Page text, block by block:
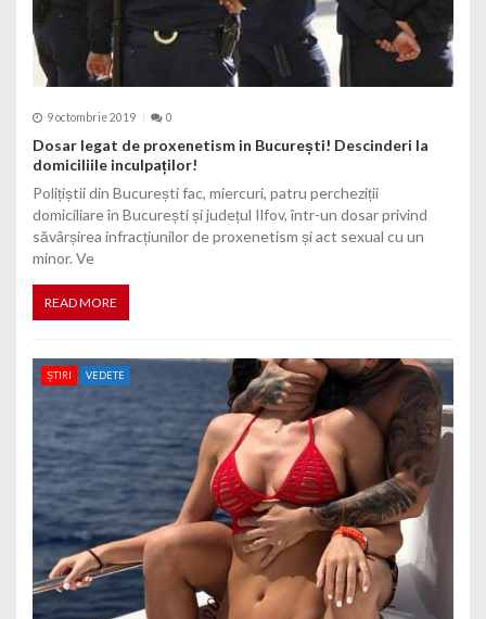
9 octombrie 2019 0
Dosar legat de proxenetism in București! Descinderi la
domiciliile inculpaților!
Polițiștii din București fac, miercuri, patru percheziții
domiciliare în București și județul Ilfov, într-un dosar privind
săvârșirea infracțiunilor de proxenetism și act sexual cu un
minor. Ve
READ MORE
ȘTIRI VEDETE